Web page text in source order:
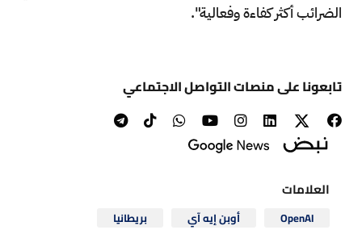
الضرائب أكثر كفاءة وفعالية".
تابعونا على منصات التواصل الاجتماعي
العلامات
OpenAI أوبن إيه آي بريطانيا